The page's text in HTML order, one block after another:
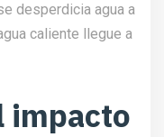
desperdicia agua a
caliente llegue a
impacto